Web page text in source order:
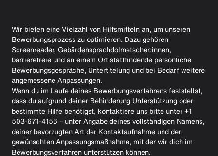
Wir bieten eine Vielzahl von Hilfsmitteln an, um unseren
Bewerbungsprozess zu optimieren. Dazu gehören
Screenreader, Gebärdensprachdolmetscher:innen,
barrierefreie und an einem Ort stattfindende persönliche
Bewerbungsgespräche, Untertitelung und bei Bedarf weitere
angemessene Anpassungen.
Wenn du im Laufe deines Bewerbungsverfahrens feststellst,
dass du aufgrund deiner Behinderung Unterstützung oder
bestimmte Hilfe benötigst, kontaktiere uns bitte unter +1
503-671-4156 – unter Angabe deines vollständigen Namens,
deiner bevorzugten Art der Kontaktaufnahme und der
gewünschten Anpassungsmaßnahme, mit der wir dich im
Bewerbungsverfahren unterstützen können.